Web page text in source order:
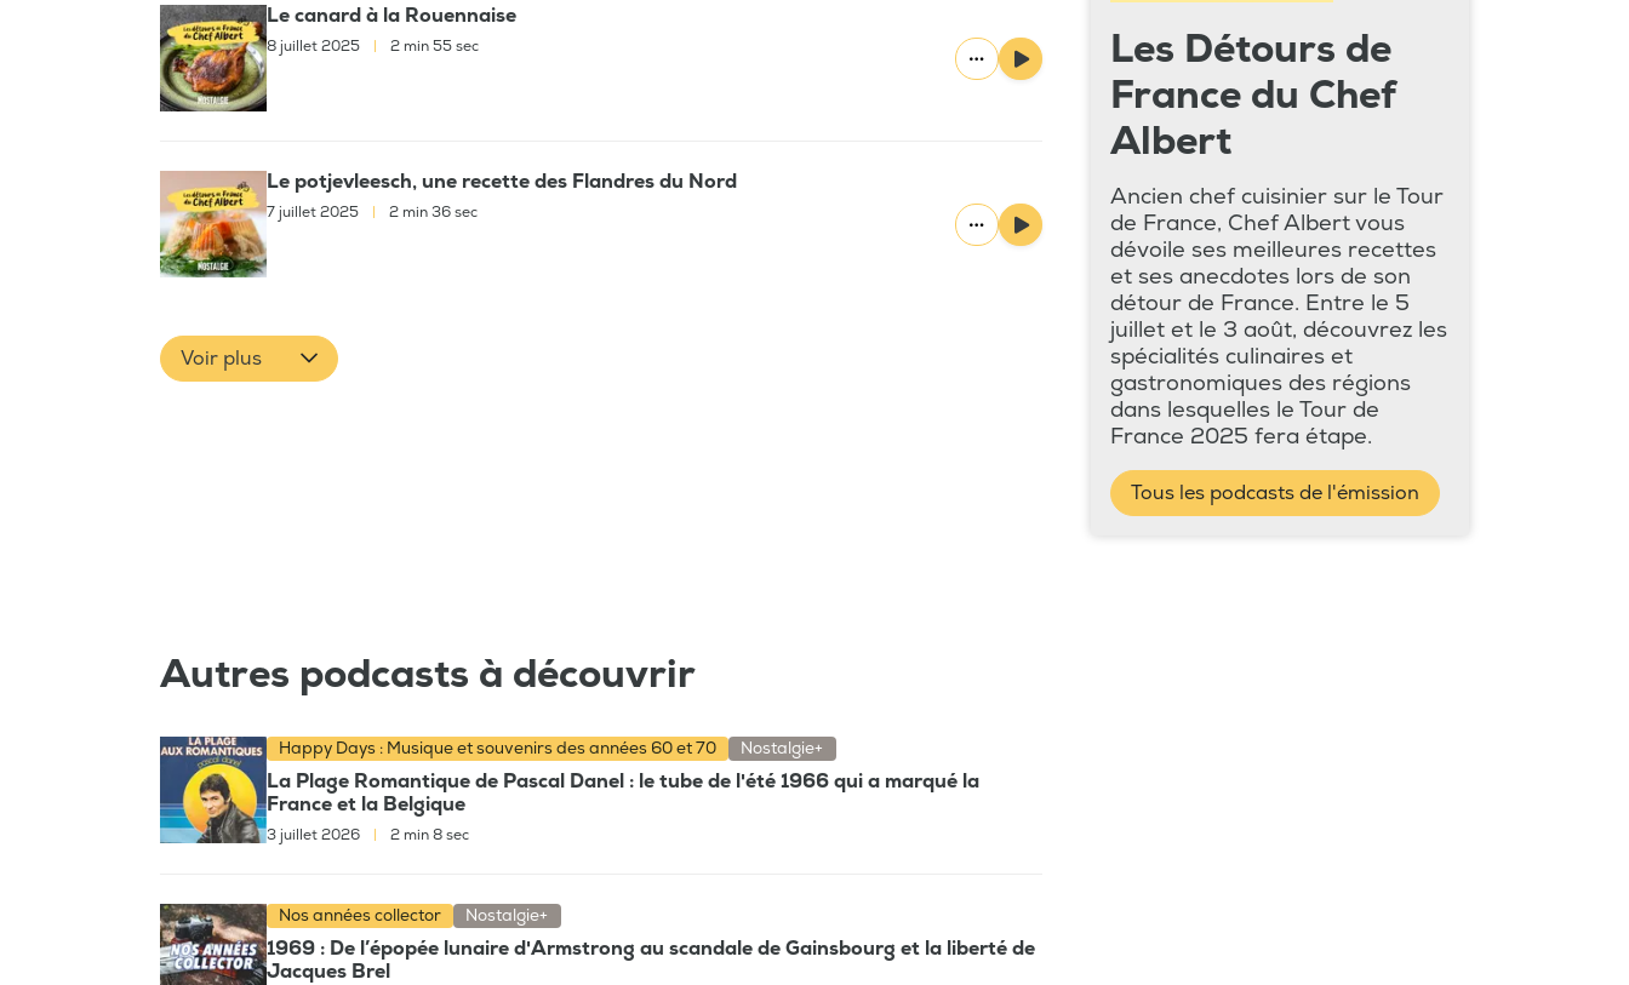
Le canard à la Rouennaise
8 juillet 2025 2 min 55 sec
Le potjevleesch, une recette des Flandres du Nord
7 juillet 2025 2 min 36 sec
Voir plus
Les Détours de
France du Chef
Albert
Ancien chef cuisinier sur le Tour
de France, Chef Albert vous
dévoile ses meilleures recettes
et ses anecdotes lors de son
détour de France. Entre le 5
juillet et le 3 août, découvrez les
spécialités culinaires et
gastronomiques des régions
dans lesquelles le Tour de
France 2025 fera étape.
Tous les podcasts de l'émission
Autres podcasts à découvrir
Happy Days : Musique et souvenirs des années 60 et 70 Nostalgie+
La Plage Romantique de Pascal Danel : le tube de l'été 1966 qui a marqué la
France et la Belgique
3 juillet 2026 2 min 8 sec
Nos années collector Nostalgie+
1969 : De l’épopée lunaire d'Armstrong au scandale de Gainsbourg et la liberté de
Jacques Brel